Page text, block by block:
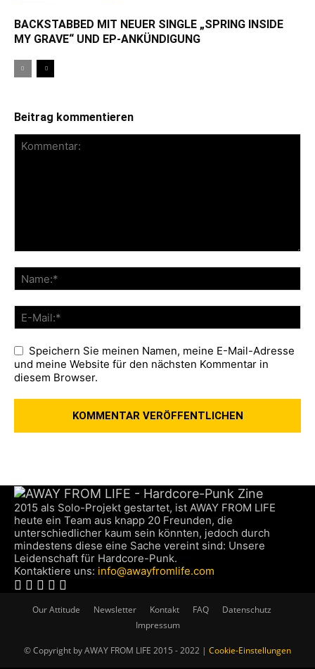
BACKSTABBED MIT NEUER SINGLE „SPRING INSIDE
MY GRAVE“ UND EP-ANKÜNDIGUNG
Beitrag kommentieren
Speichern Sie meinen Namen, meine E-Mail-Adresse
und meine Website für den nächsten Kommentar in
diesem Browser.
2015 als Solo-Projekt gestartet, ist AWAY FROM LIFE
heute ein Team aus knapp 20 Freunden, die
unterschiedlicher kaum sein könnten, jedoch durch
mindestens diese eine Sache vereint sind: Unsere
Leidenschaft für Hardcore-Punk.
Kontaktiere uns: info@awayfromlife.com
Our Attitude Newsletter Kontakt FAQ
Datenschutz
Impressum
© Copyright by AWAY FROM LIFE 2015 - 2022 | Cookie-Einstellungen